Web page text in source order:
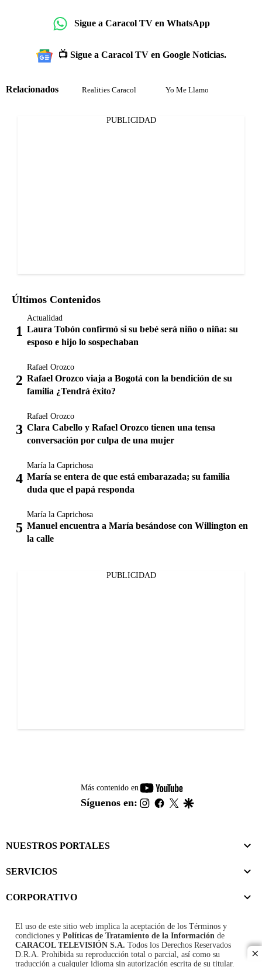
Sigue a Caracol TV en WhatsApp
📺 Sigue a Caracol TV en Google Noticias.
Relacionados Realities Caracol Yo Me Llamo
PUBLICIDAD
Últimos Contenidos
Actualidad
Laura Tobón confirmó si su bebé será niño o niña: su
esposo e hijo lo sospechaban
Rafael Orozco
Rafael Orozco viaja a Bogotá con la bendición de su
familia ¿Tendrá éxito?
Rafael Orozco
Clara Cabello y Rafael Orozco tienen una tensa
conversación por culpa de una mujer
María la Caprichosa
María se entera de que está embarazada; su familia
duda que el papá responda
María la Caprichosa
Manuel encuentra a María besándose con Willington en
la calle
PUBLICIDAD
Más contenido en
youtube-
footer
Síguenos en: instagram
facebook
twitter
NUESTROS PORTALES
SERVICIOS
CORPORATIVO
El uso de este sitio web implica la aceptación de los Términos y
condiciones y Políticas de Tratamiento de la Información de
CARACOL TELEVISIÓN S.A. Todos los Derechos Reservados
D.R.A. Prohibida su reproducción total o parcial, así como su
traducción a cualquier idioma sin autorización escrita de su titular.